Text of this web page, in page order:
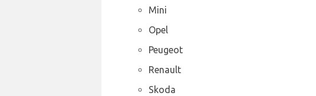
Mini
Opel
Peugeot
Renault
Skoda